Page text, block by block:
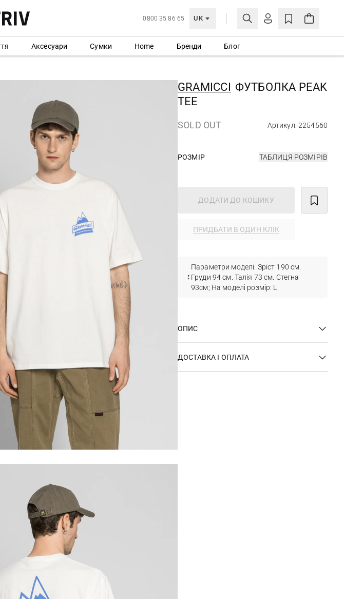
0800 35 86 65 UK
МОЯ ОБЛІКІВКА
Аксесуари Сумки Home Бренди Блог
GRAMICCI ФУТБОЛКА PEAK
TEE
SOLD OUT Артикул: 2254560
РОЗМІР ТАБЛИЦЯ РОЗМІРІВ
ДОДАТИ ДО КОШИКУ
ПРИДБАТИ В ОДИН КЛІК
Параметри моделі: Зріст 190 см.
Груди 94 см. Талія 73 см. Стегна
93см; На моделі розмір: L
ОПИС
ДОСТАВКА І ОПЛАТА